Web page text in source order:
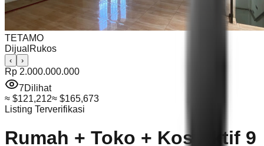
TETAMO
Dijual Rukos
‹ ›
Rp 2.000.000.000
7Dilihat
≈ $121,212≈ $165,673
Listing Terverifikasi
Rumah + Toko + Kos Aktif 9